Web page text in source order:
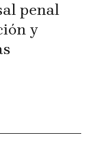
penal
y